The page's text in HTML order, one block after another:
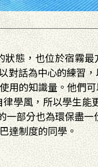
態，也位於宿霧
對話為中⼼的練習
⽤的知識量。他們
學風，所以學生能
部分也為環保盡一
達制度的同學。